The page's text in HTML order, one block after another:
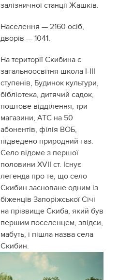
залізничної станції Жашків.
Населення — 2160 осіб,
дворів — 1041.
На території Скибина є
загальноосвітня школа І-ІІІ
ступенів, Будинок культури,
бібліотека, дитячий садок,
поштове відділення, три
магазини, АТС на 50
абонентів, філія ВОБ,
підведено природний газ.
Село відоме з першої
половини XVII cт. Існує
легенда про те, що село
Скибин засноване одним із
біженців Запоріжської Січі
на прізвище Скиба, який був
першим поселенцем, звідси,
мабуть, і пішла назва села
Скибин.